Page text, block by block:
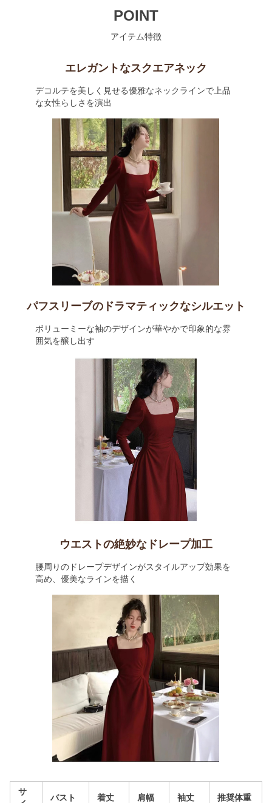
POINT
アイテム特徴
エレガントなスクエアネック
デコルテを美しく見せる優雅なネックラインで上品
な女性らしさを演出
パフスリーブのドラマティックなシルエット
ボリューミーな袖のデザインが華やかで印象的な雰
囲気を醸し出す
ウエストの絶妙なドレープ加工
腰周りのドレープデザインがスタイルアップ効果を
高め、優美なラインを描く
サ
バスト 着丈 肩幅 袖丈 推奨体重